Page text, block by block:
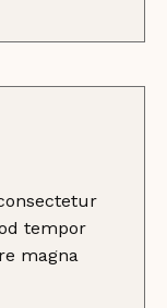
tempor
magna